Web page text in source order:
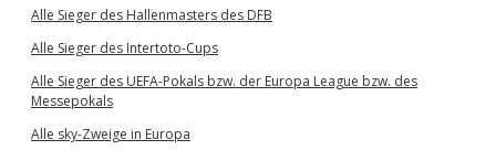
Alle Sieger des Hallenmasters des DFB
Alle Sieger des Intertoto-Cups
Alle Sieger des UEFA-Pokals bzw. der Europa League bzw. des
Messepokals
Alle sky-Zweige in Europa